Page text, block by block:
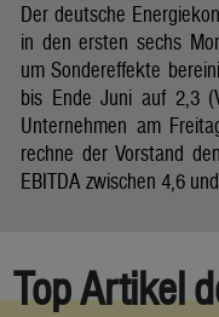
Der deutsche
in den ersten sechs
um Sondereffekte
bis Ende Juni auf 2,3
Unternehmen am
rechne der Vorstand
EBITDA zwischen 4,6
Top Artikel